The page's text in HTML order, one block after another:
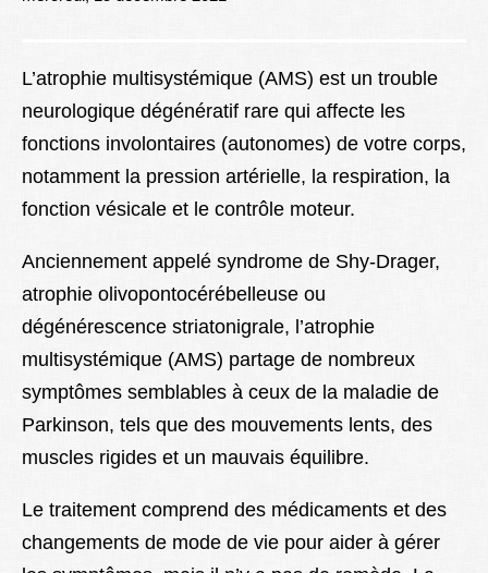
Better Health
L’atrophie multisystémique (AMS) est un trouble
neurologique dégénératif rare qui affecte les
fonctions involontaires (autonomes) de votre corps,
notamment la pression artérielle, la respiration, la
fonction vésicale et le contrôle moteur.
Anciennement appelé syndrome de Shy-Drager,
atrophie olivopontocérébelleuse ou
dégénérescence striatonigrale, l’atrophie
multisystémique (AMS) partage de nombreux
symptômes semblables à ceux de la maladie de
Parkinson, tels que des mouvements lents, des
muscles rigides et un mauvais équilibre.
Le traitement comprend des médicaments et des
changements de mode de vie pour aider à gérer